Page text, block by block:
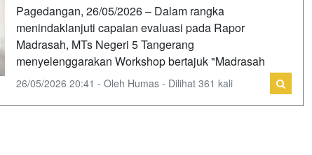
Pagedangan, 26/05/2026 – Dalam rangka
menindaklanjuti capaian evaluasi pada Rapor
Madrasah, MTs Negeri 5 Tangerang
menyelenggarakan Workshop bertajuk "Madrasah
26/05/2026 20:41 - Oleh Humas - Dilihat 361 kali